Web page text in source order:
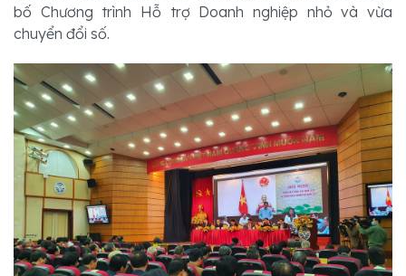
bố Chương trình Hỗ trợ Doanh nghiệp nhỏ và vừa
chuyển đổi số.